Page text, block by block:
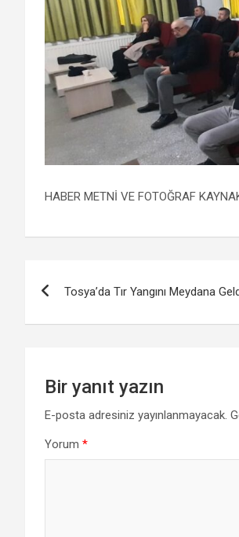
HABER METNİ VE FOTOĞRAF
gezinmesi
Tosya’da Tır Yangını Meydana
Bir yanıt yazın
E-posta adresiniz yayınlanmayacak.
Yorum *